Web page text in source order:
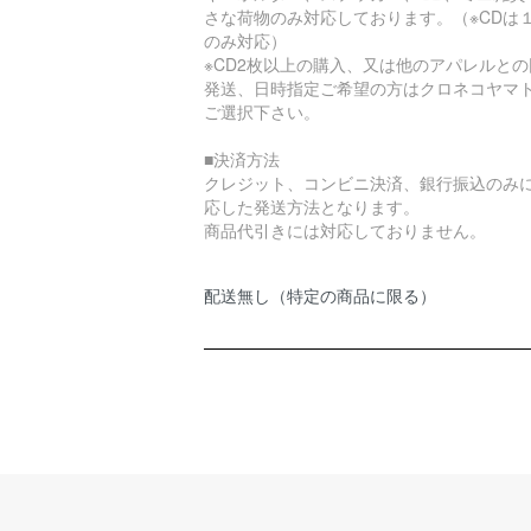
さな荷物のみ対応しております。（※CDは
のみ対応）
※CD2枚以上の購入、又は他のアパレルと
発送、日時指定ご希望の方はクロネコヤマ
ご選択下さい。
■決済方法
クレジット、コンビニ決済、銀行振込のみ
応した発送方法となります。
商品代引きには対応しておりません。
配送無し（特定の商品に限る）